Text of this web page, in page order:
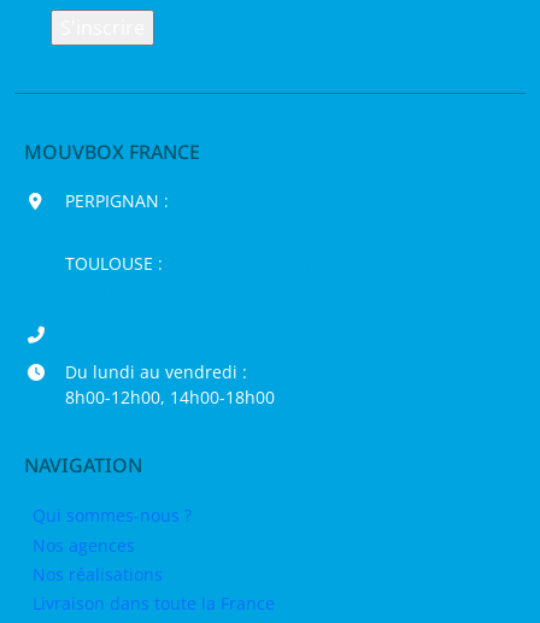
MOUVBOX FRANCE
PERPIGNAN :
TOULOUSE :
Du lundi au vendredi :
8h00-12h00, 14h00-18h00
NAVIGATION
Qui sommes-nous ?
Nos agences
Nos réalisations
Livraison dans toute la France